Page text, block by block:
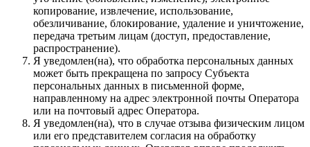
копирование, извлечение, использование,
обезличивание, блокирование, удаление и уничтожение,
передача третьим лицам (доступ, предоставление,
распространение).
Я уведомлен(на), что обработка персональных данных
может быть прекращена по запросу Субъекта
персональных данных в письменной форме,
направленному на адрес электронной почты Оператора
или на почтовый адрес Оператора.
Я уведомлен(на), что в случае отзыва физическим лицом
или его представителем согласия на обработку